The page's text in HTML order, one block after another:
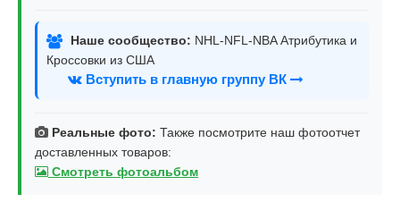
Наше сообщество: NHL-NFL-NBA Атрибутика и
Кроссовки из США
Вступить в главную группу ВК
Реальные фото: Также посмотрите наш фотоотчет
доставленных товаров:
Смотреть фотоальбом